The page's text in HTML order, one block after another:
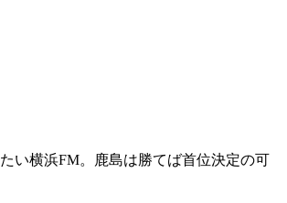
い横浜FM。鹿島は勝てば首位決定の可